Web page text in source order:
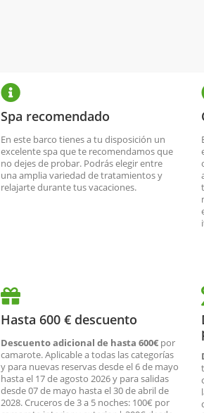
Spa recomendado
En este barco tienes a tu disposición un
excelente spa que te recomendamos que
no dejes de probar. Podrás elegir entre
una amplia variedad de tratamientos y
relajarte durante tus vacaciones.
Hasta 600 € descuento
Descuento adicional de hasta 600€ por
camarote. Aplicable a todas las categorías
y para nuevas reservas desde el 6 de mayo
hasta el 17 de agosto 2026 y para salidas
desde 07 de mayo hasta el 30 de abril de
2028. Cruceros de 3 a 5 noches: 100€ por